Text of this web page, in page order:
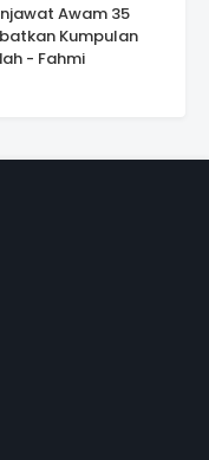
Awam 35
Kumpulan
- Fahmi